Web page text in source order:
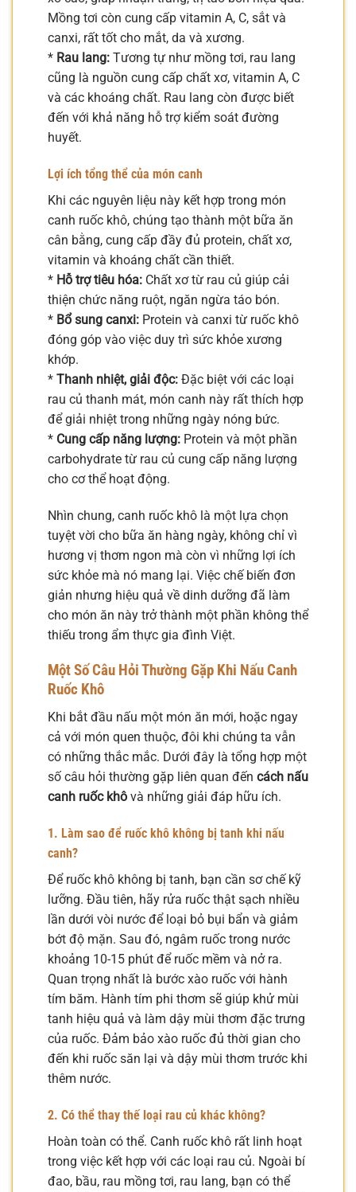
Mồng tơi còn cung cấp vitamin A, C, sắt và
canxi, rất tốt cho mắt, da và xương.
* Rau lang: Tương tự như mồng tơi, rau lang
cũng là nguồn cung cấp chất xơ, vitamin A, C
và các khoáng chất. Rau lang còn được biết
đến với khả năng hỗ trợ kiểm soát đường
huyết.
Lợi ích tổng thể của món canh
Khi các nguyên liệu này kết hợp trong món
canh ruốc khô, chúng tạo thành một bữa ăn
cân bằng, cung cấp đầy đủ protein, chất xơ,
vitamin và khoáng chất cần thiết.
* Hỗ trợ tiêu hóa: Chất xơ từ rau củ giúp cải
thiện chức năng ruột, ngăn ngừa táo bón.
* Bổ sung canxi: Protein và canxi từ ruốc khô
đóng góp vào việc duy trì sức khỏe xương
khớp.
* Thanh nhiệt, giải độc: Đặc biệt với các loại
rau củ thanh mát, món canh này rất thích hợp
để giải nhiệt trong những ngày nóng bức.
* Cung cấp năng lượng: Protein và một phần
carbohydrate từ rau củ cung cấp năng lượng
cho cơ thể hoạt động.
Nhìn chung, canh ruốc khô là một lựa chọn
tuyệt vời cho bữa ăn hàng ngày, không chỉ vì
hương vị thơm ngon mà còn vì những lợi ích
sức khỏe mà nó mang lại. Việc chế biến đơn
giản nhưng hiệu quả về dinh dưỡng đã làm
cho món ăn này trở thành một phần không thể
thiếu trong ẩm thực gia đình Việt.
Một Số Câu Hỏi Thường Gặp Khi Nấu Canh
Ruốc Khô
Khi bắt đầu nấu một món ăn mới, hoặc ngay
cả với món quen thuộc, đôi khi chúng ta vẫn
có những thắc mắc. Dưới đây là tổng hợp một
số câu hỏi thường gặp liên quan đến cách nấu
canh ruốc khô và những giải đáp hữu ích.
1. Làm sao để ruốc khô không bị tanh khi nấu
canh?
Để ruốc khô không bị tanh, bạn cần sơ chế kỹ
lưỡng. Đầu tiên, hãy rửa ruốc thật sạch nhiều
lần dưới vòi nước để loại bỏ bụi bẩn và giảm
bớt độ mặn. Sau đó, ngâm ruốc trong nước
khoảng 10-15 phút để ruốc mềm và nở ra.
Quan trọng nhất là bước xào ruốc với hành
tím băm. Hành tím phi thơm sẽ giúp khử mùi
tanh hiệu quả và làm dậy mùi thơm đặc trưng
của ruốc. Đảm bảo xào ruốc đủ thời gian cho
đến khi ruốc săn lại và dậy mùi thơm trước khi
thêm nước.
2. Có thể thay thế loại rau củ khác không?
Hoàn toàn có thể. Canh ruốc khô rất linh hoạt
trong việc kết hợp với các loại rau củ. Ngoài bí
đao, bầu, rau mồng tơi, rau lang, bạn có thể